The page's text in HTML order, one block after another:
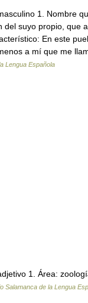
1. Nombre
del suyo propio, que
En este
a mí que me
Lengua Española
1. Área:
Salamanca de la Lengua